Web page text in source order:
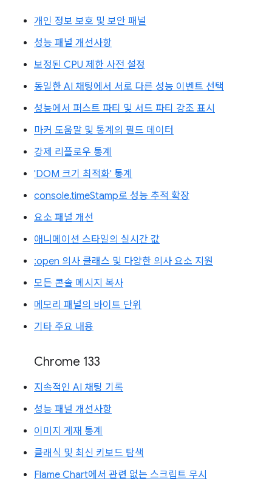
개인 정보 보호 및 보안 패널
성능 패널 개선사항
보정된 CPU 제한 사전 설정
동일한 AI 채팅에서 서로 다른 성능 이벤트 선택
성능에서 퍼스트 파티 및 서드 파티 강조 표시
마커 도움말 및 통계의 필드 데이터
강제 리플로우 통계
'DOM 크기 최적화' 통계
console.timeStamp로 성능 추적 확장
요소 패널 개선
애니메이션 스타일의 실시간 값
:open 의사 클래스 및 다양한 의사 요소 지원
모든 콘솔 메시지 복사
메모리 패널의 바이트 단위
기타 주요 내용
Chrome 133
지속적인 AI 채팅 기록
성능 패널 개선사항
이미지 게재 통계
클래식 및 최신 키보드 탐색
Flame Chart에서 관련 없는 스크립트 무시